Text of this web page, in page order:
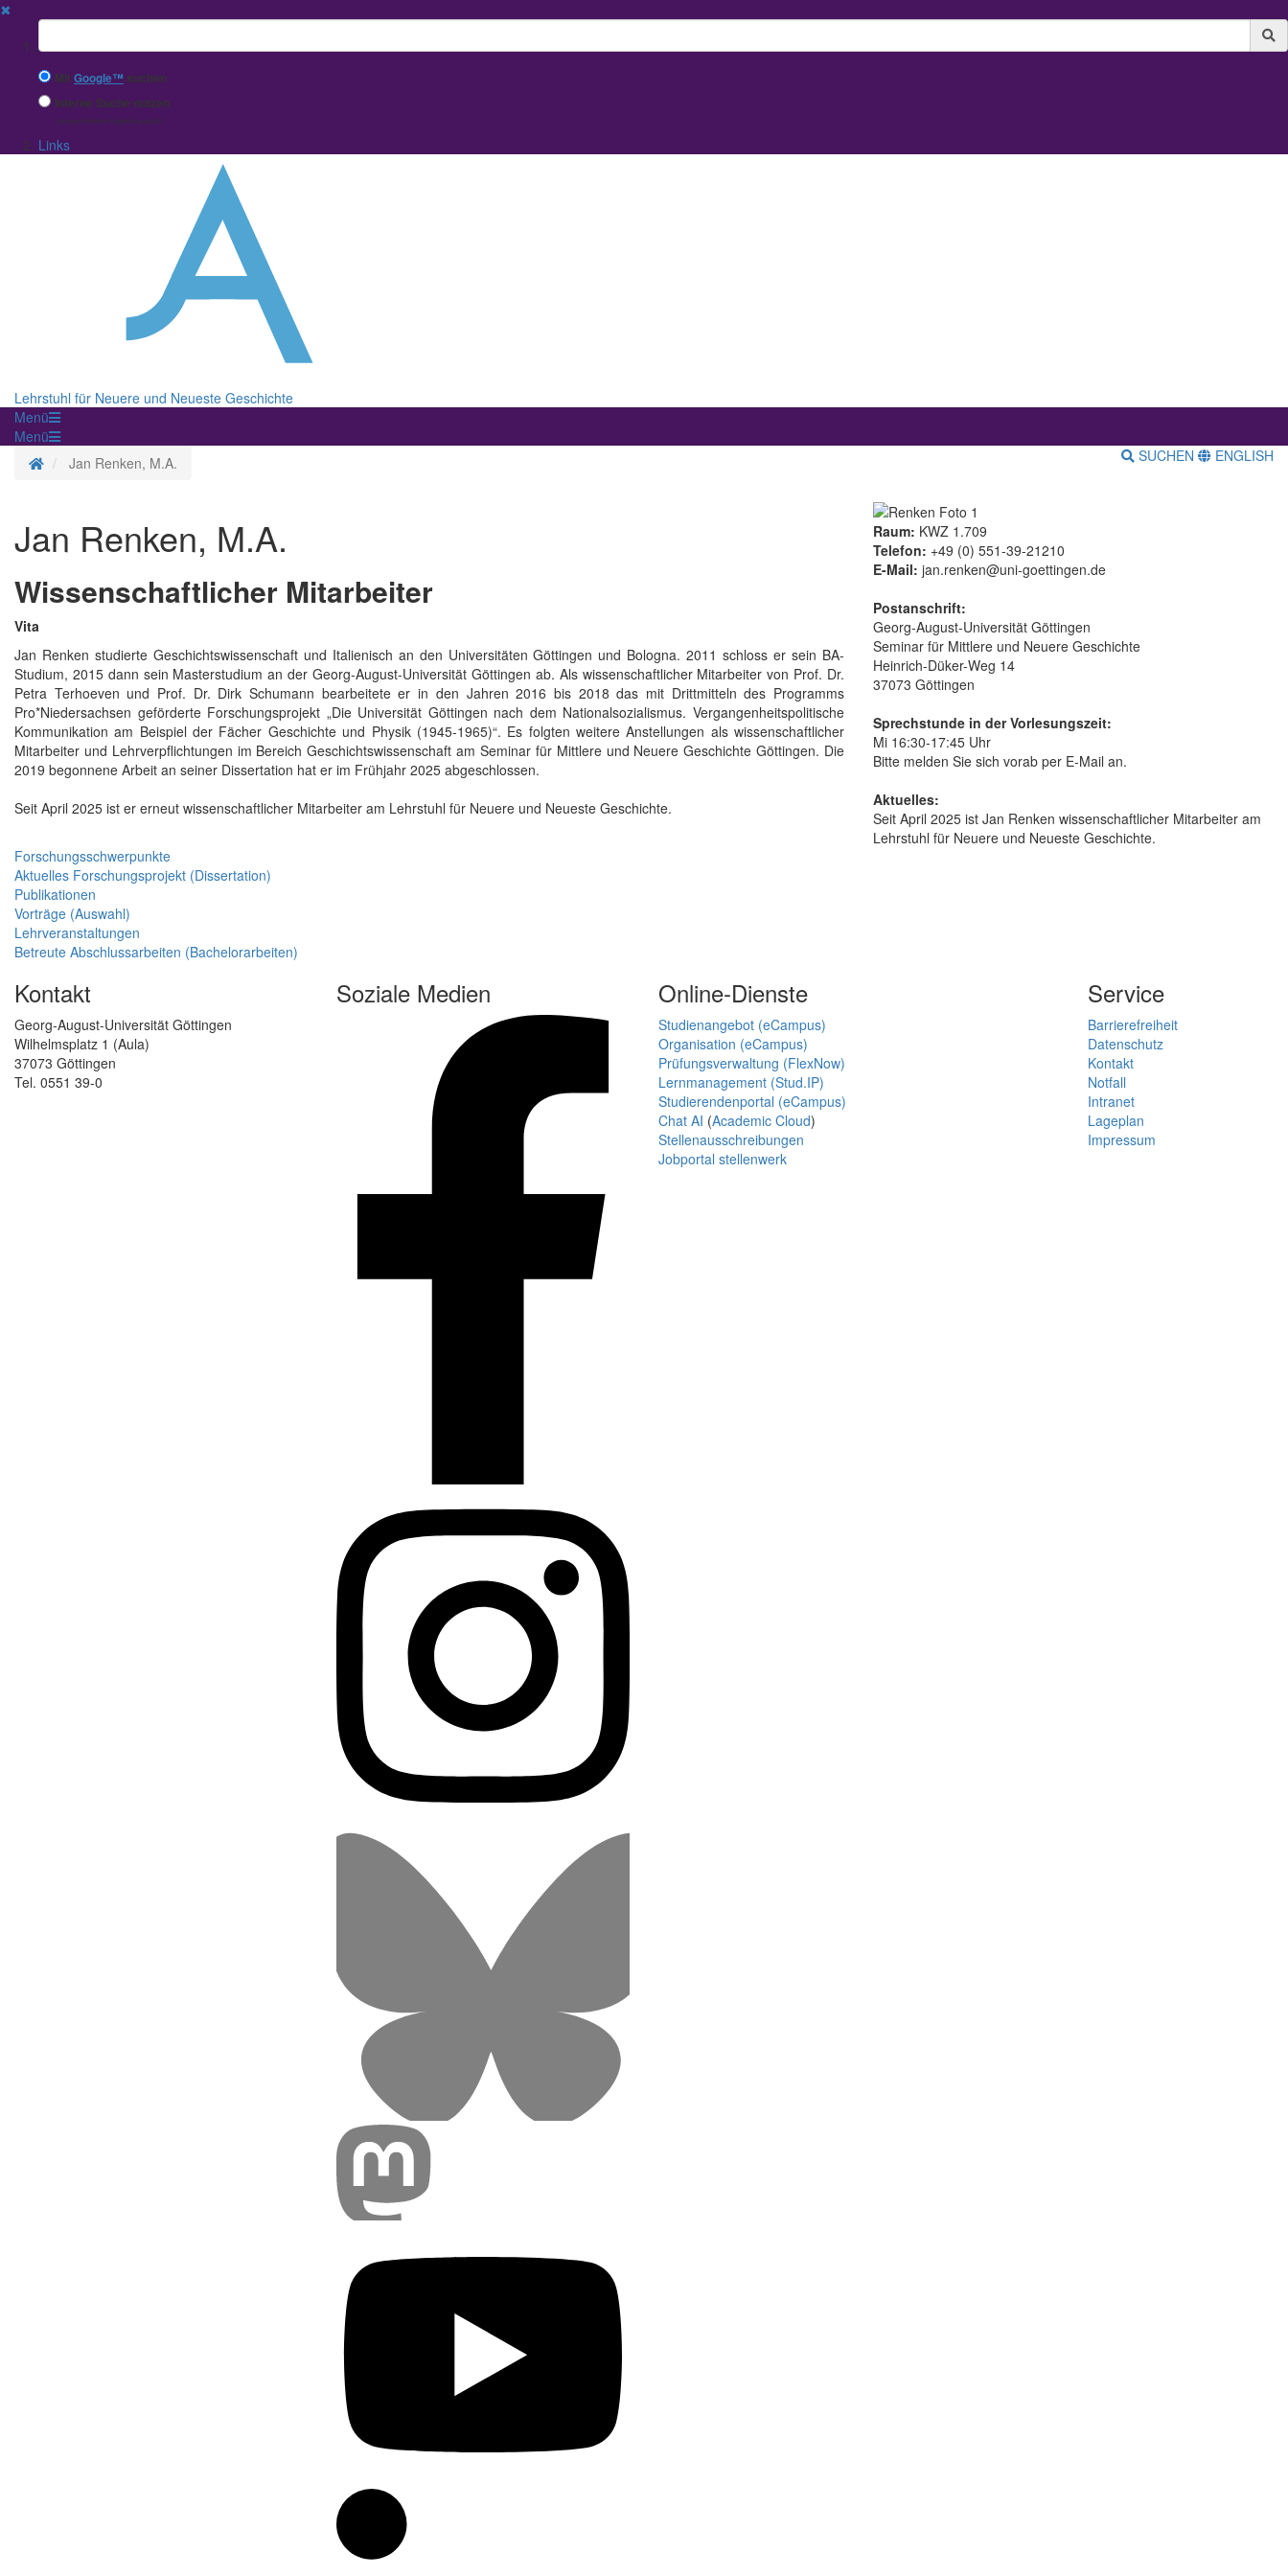
✖
Suchbegriff
MitGoogle™ suchen
Interne Suche nutzen
(eingeschränkte Ergebnisqualität)
Links
Lehrstuhl für Neuere und Neueste Geschichte
Menü
Menü
Startseite
Jan Renken, M.A. SUCHEN ENGLISH
Jan Renken, M.A.
Wissenschaftlicher Mitarbeiter
Vita
Jan Renken studierte Geschichtswissenschaft und Italienisch an den Universitäten Göttingen und Bologna. 2011 schloss er sein BA-
Studium, 2015 dann sein Masterstudium an der Georg-August-Universität Göttingen ab. Als wissenschaftlicher Mitarbeiter von Prof. Dr.
Petra Terhoeven und Prof. Dr. Dirk Schumann bearbeitete er in den Jahren 2016 bis 2018 das mit Drittmitteln des Programms
Pro*Niedersachsen geförderte Forschungsprojekt „Die Universität Göttingen nach dem Nationalsozialismus. Vergangenheitspolitische
Kommunikation am Beispiel der Fächer Geschichte und Physik (1945-1965)“. Es folgten weitere Anstellungen als wissenschaftlicher
Mitarbeiter und Lehrverpflichtungen im Bereich Geschichtswissenschaft am Seminar für Mittlere und Neuere Geschichte Göttingen. Die
2019 begonnene Arbeit an seiner Dissertation hat er im Frühjahr 2025 abgeschlossen.
Seit April 2025 ist er erneut wissenschaftlicher Mitarbeiter am Lehrstuhl für Neuere und Neueste Geschichte.
Forschungsschwerpunkte
Aktuelles Forschungsprojekt (Dissertation)
Publikationen
Vorträge (Auswahl)
Lehrveranstaltungen
Betreute Abschlussarbeiten (Bachelorarbeiten)
Raum: KWZ 1.709
Telefon: +49 (0) 551-39-21210
E-Mail: jan.renken@uni-goettingen.de
Postanschrift:
Georg-August-Universität Göttingen
Seminar für Mittlere und Neuere Geschichte
Heinrich-Düker-Weg 14
37073 Göttingen
Sprechstunde in der Vorlesungszeit:
Mi 16:30-17:45 Uhr
Bitte melden Sie sich vorab per E-Mail an.
Aktuelles:
Seit April 2025 ist Jan Renken wissenschaftlicher Mitarbeiter am
Lehrstuhl für Neuere und Neueste Geschichte.
Kontakt
Georg-August-Universität Göttingen
Wilhelmsplatz 1 (Aula)
37073 Göttingen
Tel. 0551 39-0
Soziale Medien Online-Dienste
Studienangebot (eCampus)
Organisation (eCampus)
Prüfungsverwaltung (FlexNow)
Lernmanagement (Stud.IP)
Studierendenportal (eCampus)
Chat AI (Academic Cloud)
Stellenausschreibungen
Jobportal stellenwerk
Service
Barrierefreiheit
Datenschutz
Kontakt
Notfall
Intranet
Lageplan
Impressum